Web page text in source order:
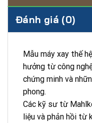
Đánh giá (0)
Mẫu máy xay thế
hưởng từ công
chứng minh và
phong.
Các kỹ sư từ
liệu và phản hồi từ